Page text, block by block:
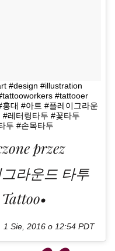
#design #illustration
#tattooer
대 #아트 #플레이그라운
레터링타투 #꽃타투
투 #손목타투
przez
라운드 타투
1 Sie, 2016 o 12:54 PDT